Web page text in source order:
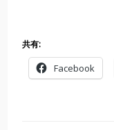
共有:
Facebook